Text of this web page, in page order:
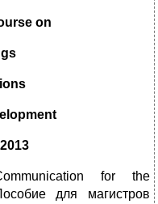
on
for the
для магистров